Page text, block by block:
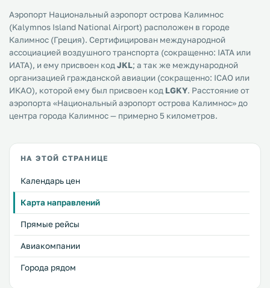
Аэропорт Национальный аэропорт острова Калимнос
(Kalymnos Island National Airport) расположен в городе
Калимнос (Греция). Сертифицирован международной
ассоциацией воздушного транспорта (сокращенно: IATA или
ИАТА), и ему присвоен код JKL; а так же международной
организацией гражданской авиации (сокращенно: ICAO или
ИКАО), которой ему был присвоен код LGKY. Расстояние от
аэропорта «Национальный аэропорт острова Калимнос» до
центра города Калимнос — примерно 5 километров.
НА ЭТОЙ СТРАНИЦЕ
Календарь цен
Карта направлений
Прямые рейсы
Авиакомпании
Города рядом